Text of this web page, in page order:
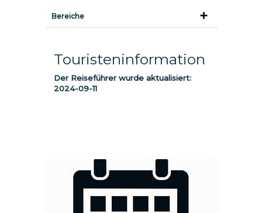
Bereiche
Touristeninformation
Der Reiseführer wurde aktualisiert:
2024-09-11